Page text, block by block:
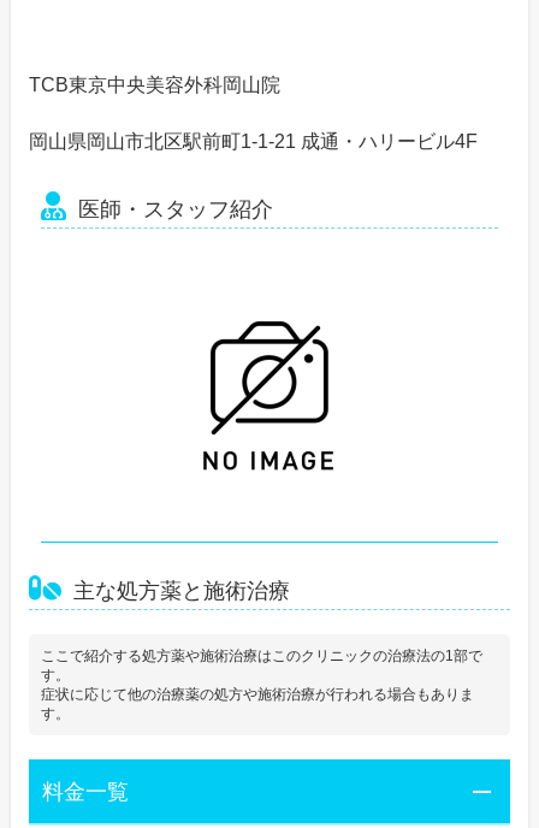
TCB東京中央美容外科岡山院
岡山県岡山市北区駅前町1-1-21 成通・ハリービル4F
医師・スタッフ紹介
主な処方薬と施術治療
ここで紹介する処方薬や施術治療はこのクリニックの治療法の1部で
す。
症状に応じて他の治療薬の処方や施術治療が行われる場合もありま
す。
料金一覧